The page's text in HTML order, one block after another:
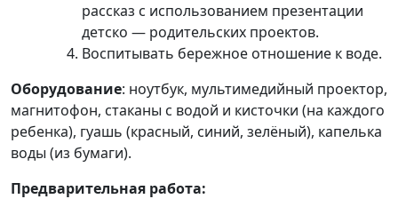
рассказ с использованием презентации
детско — родительских проектов.
Воспитывать бережное отношение к воде.
Оборудование: ноутбук, мультимедийный проектор,
магнитофон, стаканы с водой и кисточки (на каждого
ребенка), гуашь (красный, синий, зелёный), капелька
воды (из бумаги).
Предварительная работа: